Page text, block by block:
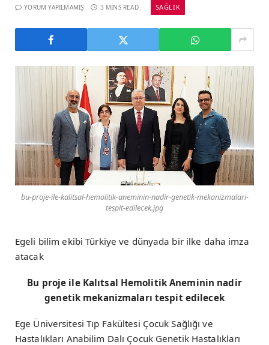
YORUM YAPILMAMIŞ 3 MINS READ SAĞLIK
bu-proje-ile-kalitsal-hemolitik-aneminin-nadir-genetik-mekanizmalari-
tespit-edilecek.jpg
Egeli bilim ekibi Türkiye ve dünyada bir ilke daha imza
atacak
Bu proje ile Kalıtsal Hemolitik Aneminin nadir
genetik mekanizmaları tespit edilecek
Ege Üniversitesi Tıp Fakültesi Çocuk Sağlığı ve
Hastalıkları Anabilim Dalı Çocuk Genetik Hastalıkları